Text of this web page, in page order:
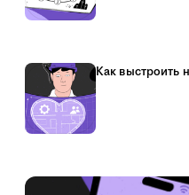
Как выстроить